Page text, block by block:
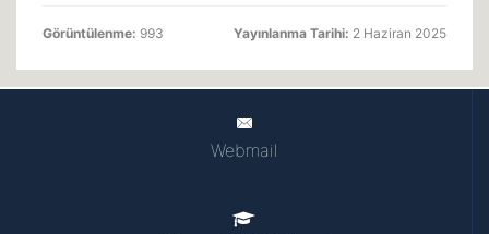
Görüntülenme: 993 Yayınlanma Tarihi: 2 Haziran 2025
Webmail